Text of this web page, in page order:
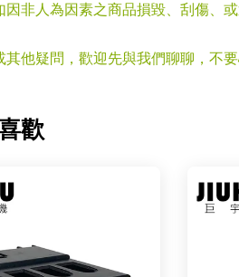
因非人為因素之商品損毀、刮傷、
其他疑問，歡迎先與我們聊聊，不
歡